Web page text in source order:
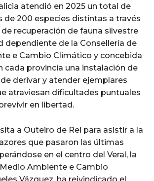
atendió en 2025 un total de
de 200 especies distintas a través
recuperación de fauna silvestre
dependiente de la Consellería de
e Cambio Climático y concebida
cada provincia una instalación de
derivar y atender ejemplares
atraviesan dificultades puntuales
en libertad.
a Outeiro de Rei para asistir a la
que pasaron las últimas
en el centro del Veral, la
Ambiente e Cambio